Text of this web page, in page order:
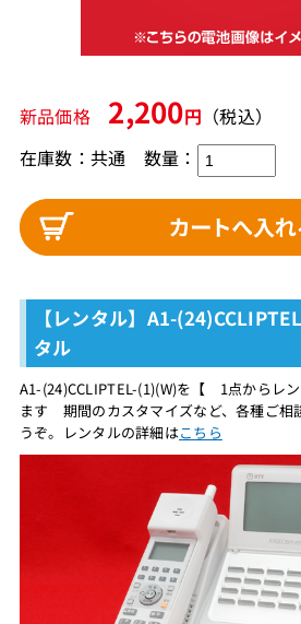
新品価格 2,200円 （税込）
在庫数：共通 数量：
【レンタル】A1-
タル
A1-(24)CCLIPTEL-(1)(W)を【 1点からレ
ます 期間のカスタマイズなど、各種ご相
うぞ。レンタルの詳細はこちら